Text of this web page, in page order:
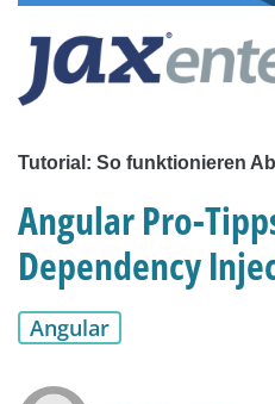
Tutorial: So funktionieren
Angular Pro-
Dependency
Angular